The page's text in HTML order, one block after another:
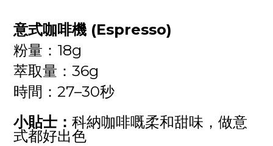
意式咖啡機 (Espresso)
粉量：18g
萃取量：36g
時間：27–30秒
小貼士： 科納咖啡嘅柔和甜味，做意
式都好出色